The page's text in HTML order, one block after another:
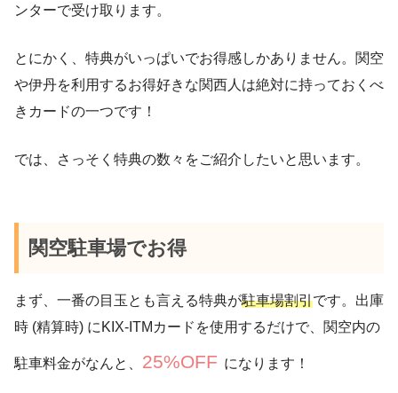
ンターで受け取ります。
とにかく、特典がいっぱいでお得感しかありません。関空
や伊丹を利用するお得好きな関西人は絶対に持っておくべ
きカードの一つです！
では、さっそく特典の数々をご紹介したいと思います。
関空駐車場でお得
まず、一番の目玉とも言える特典が駐車場割引です。出庫
時 (精算時) にKIX-ITMカードを使用するだけで、関空内の
駐車料金がなんと、 25%OFF になります！